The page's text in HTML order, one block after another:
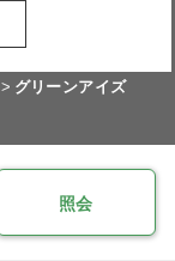
グリーンアイズ
照会